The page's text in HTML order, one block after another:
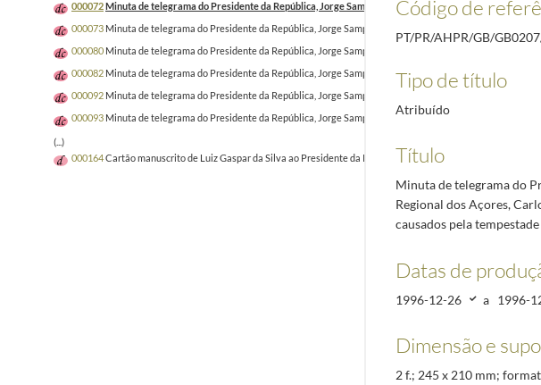
000072Minuta de telegrama do Presidente da República, Jorge Sampaio, ao Presidente do Governo
000073 Minuta de telegrama do Presidente da República, Jorge Sampaio, ao Presidente da Câmara
000080 Minuta de telegrama do Presidente da República, Jorge Sampaio, a Ana Almeida, do Instituto
000082 Minuta de telegrama do Presidente da República, Jorge Sampaio, a H. Mesquita Gabriel, felicitando-o
000092 Minuta de telegrama do Presidente da República, Jorge Sampaio, ao Bispo Coadjutor do Cardeal
000093 Minuta de telegrama do Presidente da República, Jorge Sampaio, a Rui Chafes, felicitando-o pela
(...)
000164Cartão manuscrito de Luiz Gaspar da Silva ao Presidente da República, Jorge Sampaio, felicitando-o
Código de
PT/PR/AHPR/GB/
Tipo de título
Atribuído
Título
Minuta de telegrama do
Regional dos Açores,
causados pela
Datas de
1996-12-26 a 1996-
Dimensão e
2 f.; 245 x 210 mm;